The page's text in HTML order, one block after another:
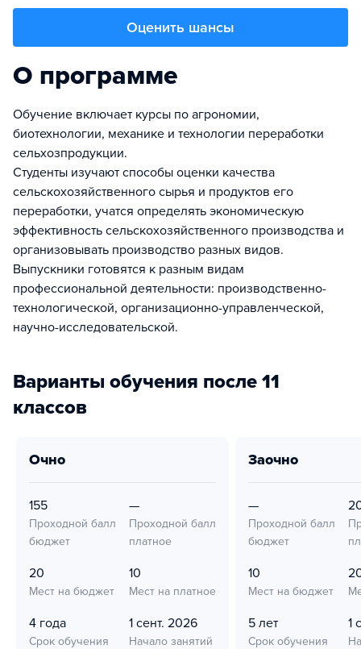
Оценить шансы
О программе
Обучение включает курсы по агрономии,
биотехнологии, механике и технологии переработки
сельхозпродукции.
Студенты изучают способы оценки качества
сельскохозяйственного сырья и продуктов его
переработки, учатся определять экономическую
эффективность сельскохозяйственного производства и
организовывать производство разных видов.
Выпускники готовятся к разным видам
профессиональной деятельности: производственно-
технологической, организационно-управленческой,
научно-исследовательской.
Варианты обучения после 11
классов
очно
155
Проходной балл
бюджет
—
Проходной балл
платное
20
Мест на бюджет
10
Мест на платное
4 года
Срок обучения
1 сент. 2026
Начало занятий
заочно
—
Проходной балл
бюджет
10
Мест на бюджет
5 лет
Срок обучения
1